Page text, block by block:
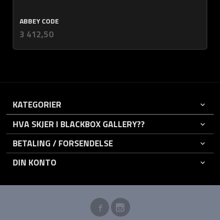
ABBEY CODE
Pris
3 412,50mva.
KATEGORIER
HVA SKJER I BLACKBOX GALLERY??
BETALING / FORSENDELSE
DIN KONTO